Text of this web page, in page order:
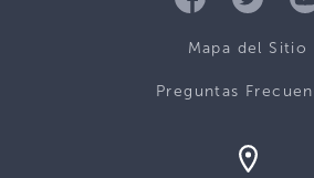
Mapa del Sitio
Preguntas